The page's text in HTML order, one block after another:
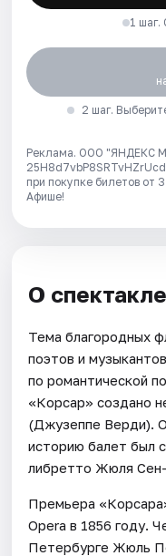
1 шаг.
2 шаг.
Реклама. ООО "ЯНДЕКС
при покупке билетов от
Афише!
О спектакле
Тема благородных
поэтов и
по романтической
«Корсар» создано
(Джузеппе Верди).
историю балет был
либретто Жюля
Премьера
Opera в 1856 году.
Петербурге Жюль